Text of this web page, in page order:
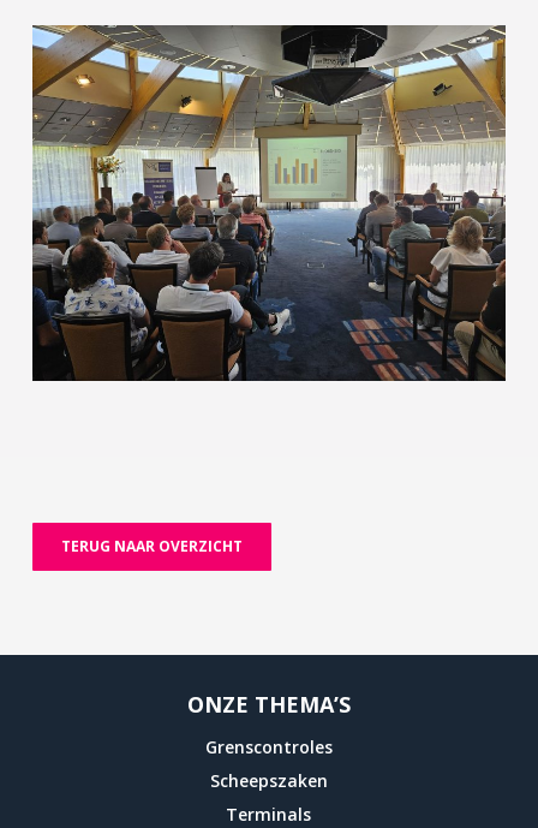
TERUG NAAR OVERZICHT
ONZE THEMA’S
Grenscontroles
Scheepszaken
Terminals